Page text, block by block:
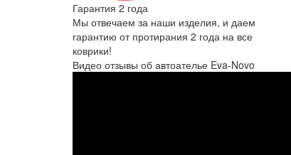
Гарантия 2 года
Мы отвечаем за наши изделия, и даем
гарантию от протирания 2 года на все
коврики!
Видео отзывы об автоателье Eva-Novo